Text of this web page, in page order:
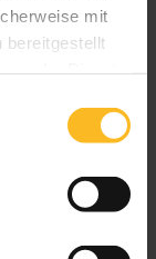
mit
bereitgestellt